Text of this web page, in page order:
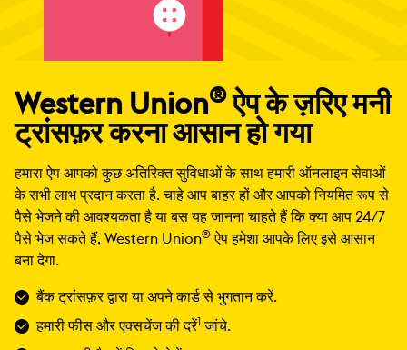
Western Union®ऐप के ज़रिए मनी
ट्रांसफ़र करना आसान हो गया
हमारा ऐप आपको कुछ अतिरिक्त सुविधाओं के साथ हमारी ऑनलाइन सेवाओं
के सभी लाभ प्रदान करता है. चाहे आप बाहर हों और आपको नियमित रूप से
पैसे भेजने की आवश्यकता है या बस यह जानना चाहते हैं कि क्या आप 24/7
पैसे भेज सकते हैं, Western Union® ऐप हमेशा आपके लिए इसे आसान
बना देगा.
बैंक ट्रांसफ़र द्वारा या अपने कार्ड से भुगतान करें.
हमारी फीस और एक्सचेंज की दरें1 जांचे.